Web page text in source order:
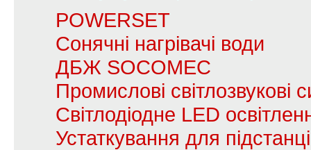
POWERSET
Сонячні нагрівачі води
ДБЖ SOCOMEC
Промислові світлозвукові
Світлодіодне LED
Устаткування для